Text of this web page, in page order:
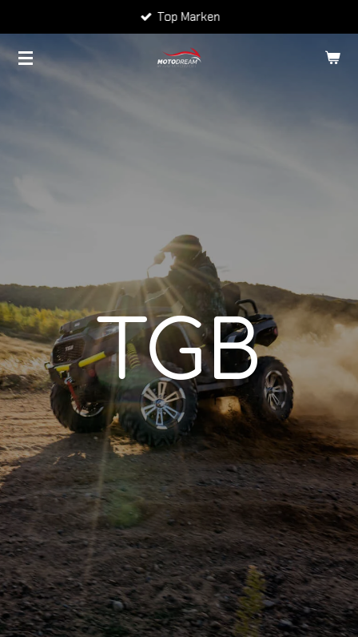
springen
Top Marken
TGB